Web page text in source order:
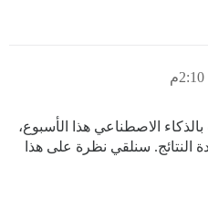
الاصطناعي هذا الأسبوع،
النتائج. سنلقي نظرة على هذا